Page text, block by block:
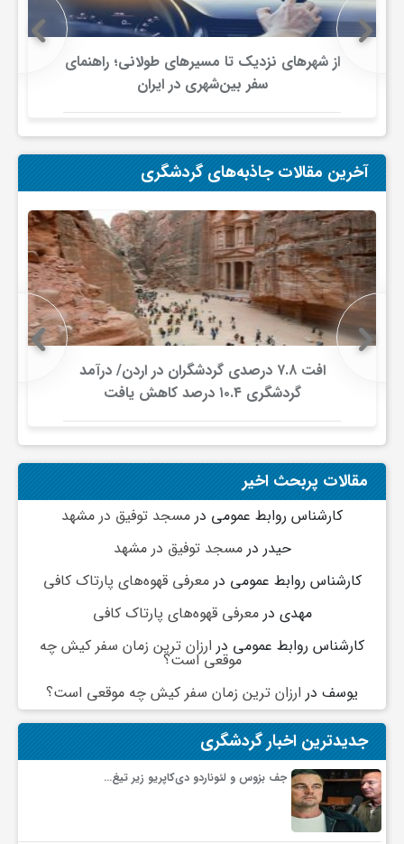
نزدیک تا مسیرهای طولانی؛ راهنمای
سفر بین‌شهری در ایران
رزرو
آخرین مقالات جاذبه‌های گردشگری
افت ۷.۸ درصدی گردشگران در اردن/ درآمد
مقالات پربحث اخیر
کارشناس روابط عمومی در مسجد توفیق در مشهد
حیدر درمسجد توفیق در مشهد
کارشناس روابط عمومی درمعرفی قهوه‌های پارتاک کافی
مهدی درمعرفی قهوه‌های پارتاک کافی
کارشناس روابط عمومی در ارزان ترین زمان سفر کیش چه
موقعی است؟
یوسف در ارزان ترین زمان سفر کیش چه موقعی است؟
جدیدترین اخبار گردشگری
جف بزوس و لئوناردو دی‌کاپریو زیر تیغ…